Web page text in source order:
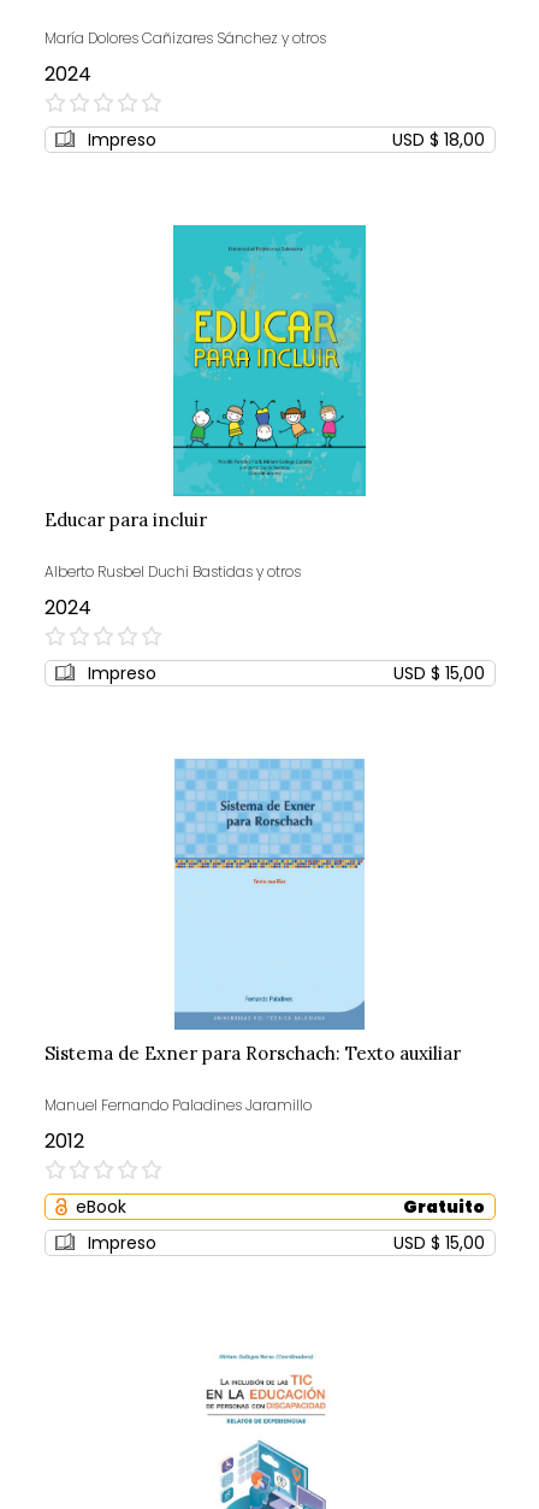
María Dolores Cañizares Sánchez y otros
2024
0%
Impreso USD $ 18,00
Educar para incluir
Alberto Rusbel Duchi Bastidas y otros
2024
0%
Impreso USD $ 15,00
Sistema de Exner para Rorschach: Texto auxiliar
Manuel Fernando Paladines Jaramillo
2012
0%
eBook
Gratuito
Impreso
USD $ 15,00